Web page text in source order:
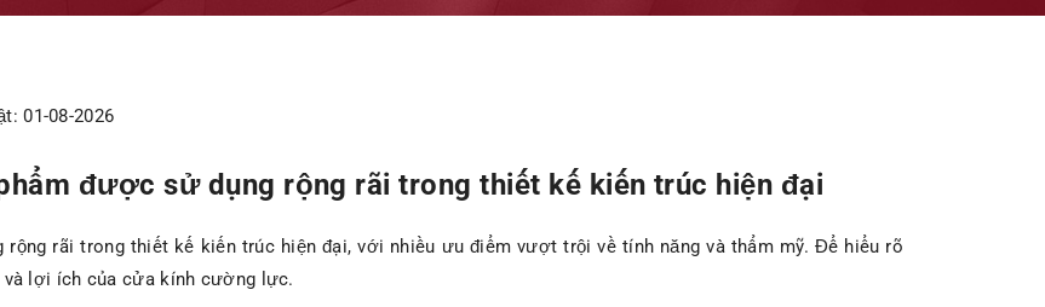
01-08-2026
được sử dụng rộng rãi trong thiết kế kiến trúc hiện đại
rãi trong thiết kế kiến trúc hiện đại, với nhiều ưu điểm vượt trội về tính năng và thẩm mỹ. Để hiểu rõ
và lợi ích của cửa kính cường lực.